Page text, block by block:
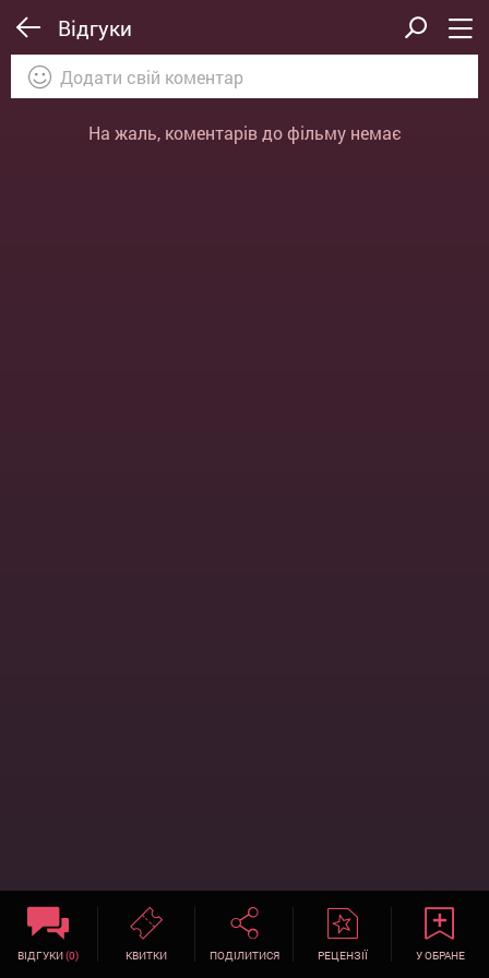
Відгуки
На жаль, коментарів до фільму немає
ВІДГУКИ(0) КВИТКИ ПОДІЛИТИСЯ РЕЦЕНЗІЇ У ОБРАНЕ